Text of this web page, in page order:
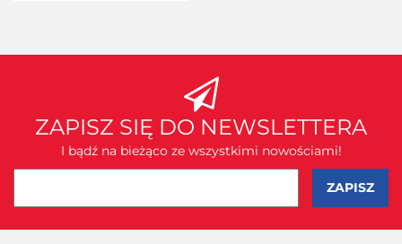
ZAPISZ SIĘ DO NEWSLETTERA
I bądź na bieżąco ze wszystkimi nowościami!